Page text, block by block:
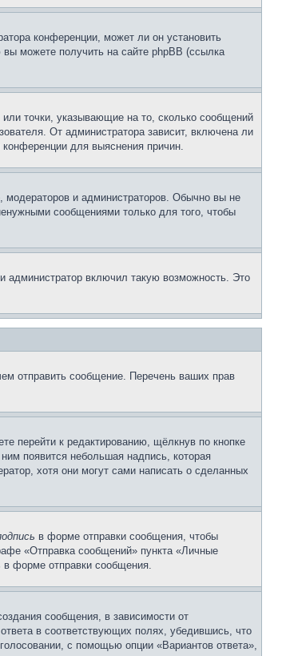
конференции, может ли он установить
можете получить на сайте phpBB (ссылка
точки, указывающие на то, сколько сообщений
От администратора зависит, включена ли
для выяснения причин.
и администраторов. Обычно вы не
сообщениями только для того, чтобы
администратор включил такую возможность. Это
отправить сообщение. Перечень ваших прав
перейти к редактированию, щёлкнув по кнопке
появится небольшая надпись, которая
хотя они могут сами написать о сделанных
в форме отправки сообщения, чтобы
«Отправка сообщений» пункта «Личные
в форме отправки сообщения.
сообщения, в зависимости от
в соответствующих полях, убедившись, что
с помощью опции «Вариантов ответа»,